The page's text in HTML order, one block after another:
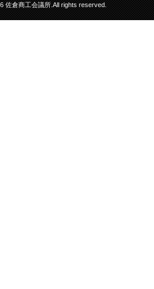
佐倉商工会議所.All rights reserved.